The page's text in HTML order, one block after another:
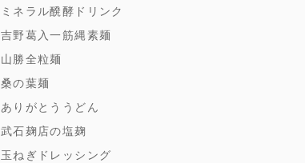
ミネラル醗酵ドリンク
吉野葛入一筋縄素麺
山勝全粒麺
桑の葉麺
ありがとううどん
武石麹店の塩麹
玉ねぎドレッシング